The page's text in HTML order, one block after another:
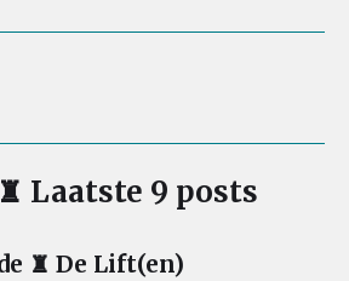
Laatste 9 posts
♜ De Lift(en)